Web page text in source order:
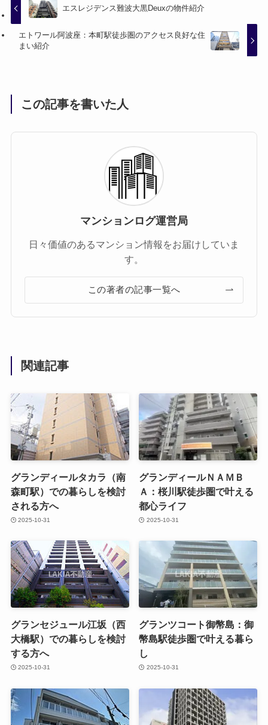
エスレジデンス難波大黒Deuxの物件紹介
エトワール阿波座：本町駅徒歩圏のアクセス良好な住
まい紹介
この記事を書いた人
マンションログ運営局
日々価値のあるマンション情報をお届けしていま
す。
この著者の記事一覧へ
関連記事
グランディールタカラ（南
森町駅）での暮らしを検討
される方へ
2025-10-31
グランディールＮＡＭＢ
Ａ：桜川駅徒歩圏で叶える
都心ライフ
2025-10-31
グランセジュール江坂（西
大橋駅）での暮らしを検討
する方へ
2025-10-31
グランツコート御幣島：御
幣島駅徒歩圏で叶える暮ら
し
2025-10-31